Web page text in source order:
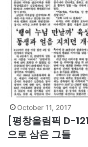
October 11, 2017
[평창올림픽 D-
으로 삼은 그들